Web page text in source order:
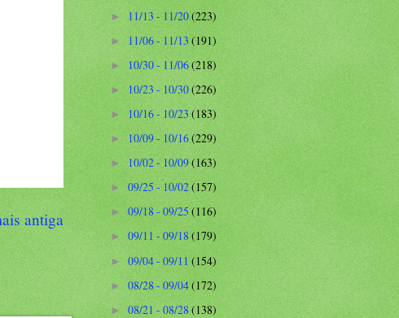
antiga
►11/13 - 11/20(223)
►11/06 - 11/13(191)
►10/30 - 11/06(218)
►10/23 - 10/30(226)
►10/16 - 10/23(183)
►10/09 - 10/16(229)
►10/02 - 10/09(163)
►09/25 - 10/02(157)
► 09/18 - 09/25(116)
►09/11 - 09/18(179)
►09/04 - 09/11(154)
►08/28 - 09/04(172)
►08/21 - 08/28(138)